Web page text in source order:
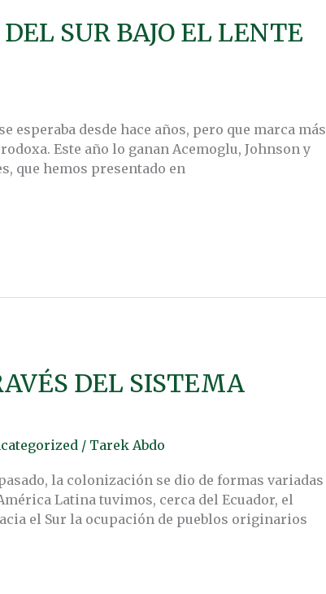
SUR BAJO EL LENTE
esperaba desde hace años, pero que marca más
Este año lo ganan Acemoglu, Johnson y
que hemos presentado en
DEL SISTEMA
/ Tarek Abdo
la colonización se dio de formas variadas
Latina tuvimos, cerca del Ecuador, el
el Sur la ocupación de pueblos originarios